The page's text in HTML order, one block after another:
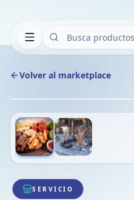
Volver al marketplace
1/2
SERVICIO